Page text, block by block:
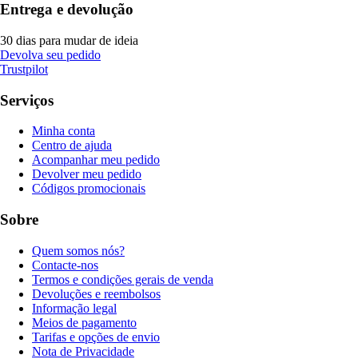
Entrega e devolução
30 dias para mudar de ideia
Devolva seu pedido
Trustpilot
Serviços
Minha conta
Centro de ajuda
Acompanhar meu pedido
Devolver meu pedido
Códigos promocionais
Sobre
Quem somos nós?
Contacte-nos
Termos e condições gerais de venda
Devoluções e reembolsos
Informação legal
Meios de pagamento
Tarifas e opções de envio
Nota de Privacidade